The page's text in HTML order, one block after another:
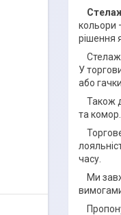
кольори
рішення
У
або
Також
та
часу.
Ми